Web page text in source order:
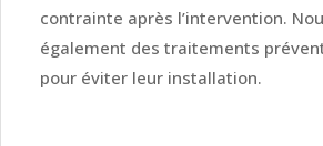
contrainte après l’intervention.
également des traitements
pour éviter leur installation.